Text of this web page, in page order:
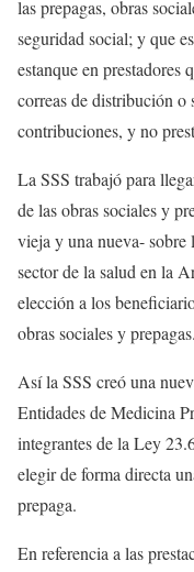
las prepagas, obras
seguridad social; y que
estanque en prestadores
correas de distribución o
contribuciones, y no
La SSS trabajó para
de las obras sociales y
vieja y una nueva- sobre
sector de la salud en la
elección a los
obras sociales y prepagas.
Así la SSS creó una
Entidades de Medicina
integrantes de la Ley
elegir de forma directa
prepaga.
En referencia a las